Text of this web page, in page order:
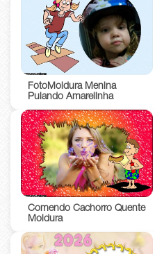
FotoMoldura Menina
Pulando Amarelinha
Comendo Cachorro Quente
Moldura